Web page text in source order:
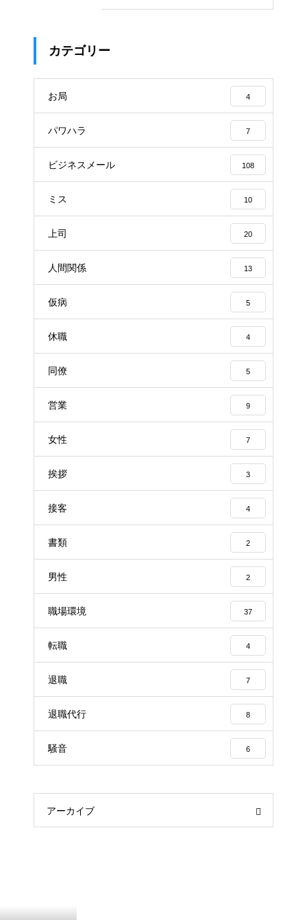
カテゴリー
お局 4
パワハラ 7
ビジネスメール 108
ミス 10
上司 20
人間関係 13
仮病 5
休職 4
同僚 5
営業 9
女性 7
挨拶 3
接客 4
書類 2
男性 2
職場環境 37
転職 4
退職 7
退職代行 8
騒音 6
アーカイブ